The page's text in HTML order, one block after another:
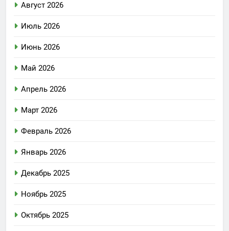
Август 2026
Июль 2026
Июнь 2026
Май 2026
Апрель 2026
Март 2026
Февраль 2026
Январь 2026
Декабрь 2025
Ноябрь 2025
Октябрь 2025